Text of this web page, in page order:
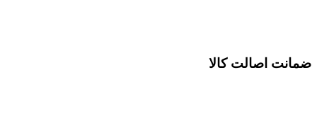
ضمانت اصالت کالا